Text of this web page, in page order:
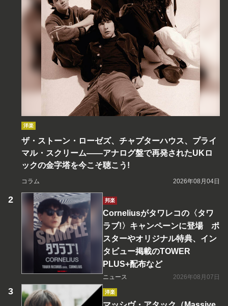
洋楽
ザ・ストーン・ローゼズ、チャプターハウス、プライ
マル・スクリーム――アナログ盤で再発されたUKロ
ックの金字塔を今こそ聴こう!
コラム 2026年08月04日
邦楽
Corneliusがタワレコの〈タワ
ラブ!〉キャンペーンに登場 ポ
スターやオリジナル特典、イン
タビュー掲載のTOWER
PLUS+配布など
ニュース 2026年08月07日
洋楽